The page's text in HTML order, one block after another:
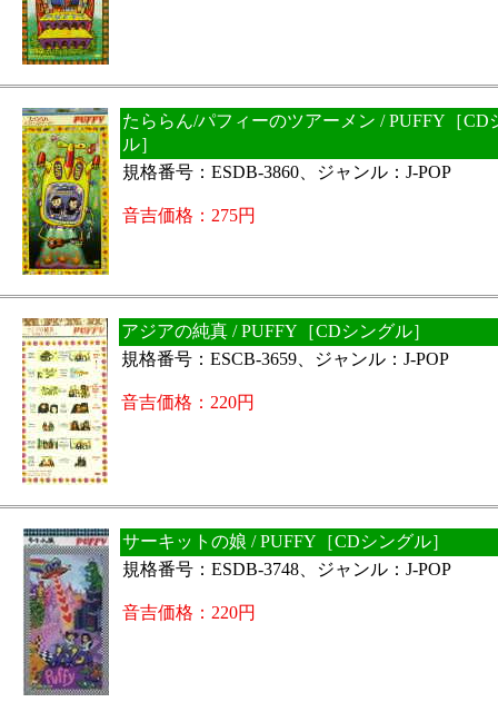
たららん/パフィーのツアーメン / PUFFY［CD
ル］
規格番号：ESDB-3860、ジャンル：J-POP
音吉価格：275円
アジアの純真 / PUFFY［CDシングル］
規格番号：ESCB-3659、ジャンル：J-POP
音吉価格：220円
サーキットの娘 / PUFFY［CDシングル］
規格番号：ESDB-3748、ジャンル：J-POP
音吉価格：220円